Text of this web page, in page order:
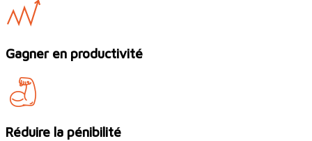
Gagner en productivité
Réduire la pénibilité